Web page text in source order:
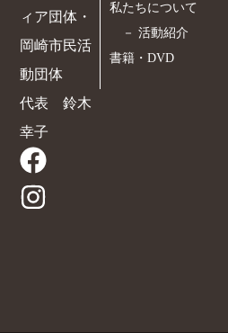
ィア団体・
岡崎市民活
動団体
代表 鈴木
幸子
私たちについて
－活動紹介
書籍・DVD